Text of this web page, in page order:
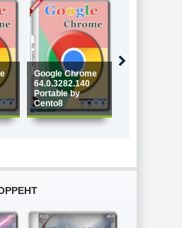
Google Chrome
64.0.3282.140
Portable by
Cento8